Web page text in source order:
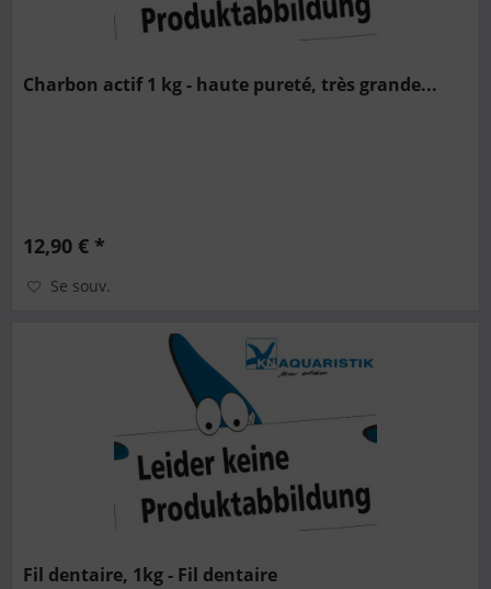
Charbon actif 1 kg - haute pureté, très grande...
12,90 € *
Se souv.
Fil dentaire, 1kg - Fil dentaire